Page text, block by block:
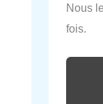
Nous
fois.